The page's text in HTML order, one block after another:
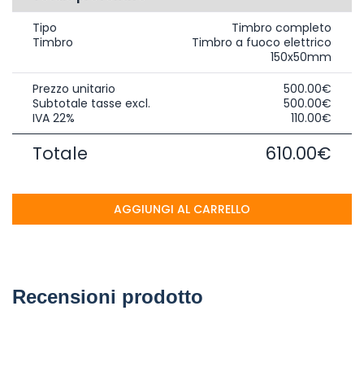
Recensioni prodotto
Tipo
Timbro completo
Timbro
Timbro a fuoco elettrico
150x50mm
Prezzo unitario
500.00€
Subtotale tasse excl.
500.00€
IVA 22%
110.00€
Totale 610.00€
AGGIUNGI AL CARRELLO